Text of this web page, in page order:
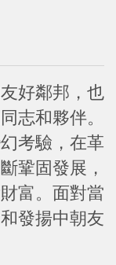
好鄰邦，也
志和夥伴。
考驗，在革
鞏固發展，
富。面對當
發揚中朝友